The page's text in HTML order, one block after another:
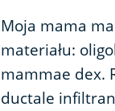
Moja mama
materiału:
mammae dex.
ductale